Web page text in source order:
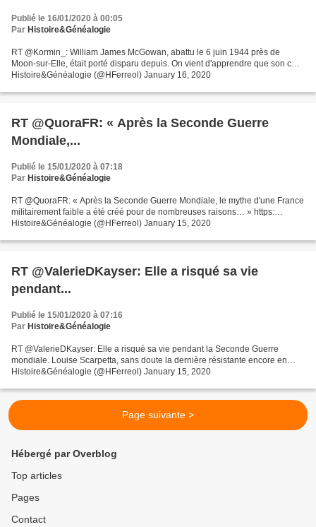
Publié le 16/01/2020 à 00:05
Par Histoire&Généalogie
RT @Kormin_: William James McGowan, abattu le 6 juin 1944 près de
Moon-sur-Elle, était porté disparu depuis. On vient d'apprendre que son c…
Histoire&Généalogie (@HFerreol) January 16, 2020
RT @QuoraFR: « Après la Seconde Guerre
Mondiale,...
Publié le 15/01/2020 à 07:18
Par Histoire&Généalogie
RT @QuoraFR: « Après la Seconde Guerre Mondiale, le mythe d'une France
militairement faible a été créé pour de nombreuses raisons… » https:…
Histoire&Généalogie (@HFerreol) January 15, 2020
RT @ValerieDKayser: Elle a risqué sa vie
pendant...
Publié le 15/01/2020 à 07:16
Par Histoire&Généalogie
RT @ValerieDKayser: Elle a risqué sa vie pendant la Seconde Guerre
mondiale. Louise Scarpetta, sans doute la dernière résistante encore en…
Histoire&Généalogie (@HFerreol) January 15, 2020
Page suivante >
Hébergé par Overblog
Top articles
Pages
Contact